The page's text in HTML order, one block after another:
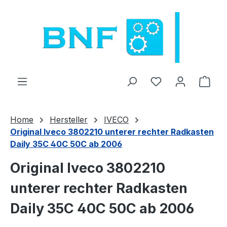
Du hast 0
Home Hersteller
IVECO
Original Iveco 3802210 unterer rechter Radkasten
Daily 35C 40C 50C ab 2006
Original Iveco 3802210
unterer rechter Radkasten
Daily 35C 40C 50C ab 2006